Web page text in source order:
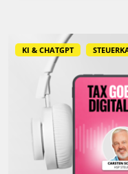
KI & CHATGPT